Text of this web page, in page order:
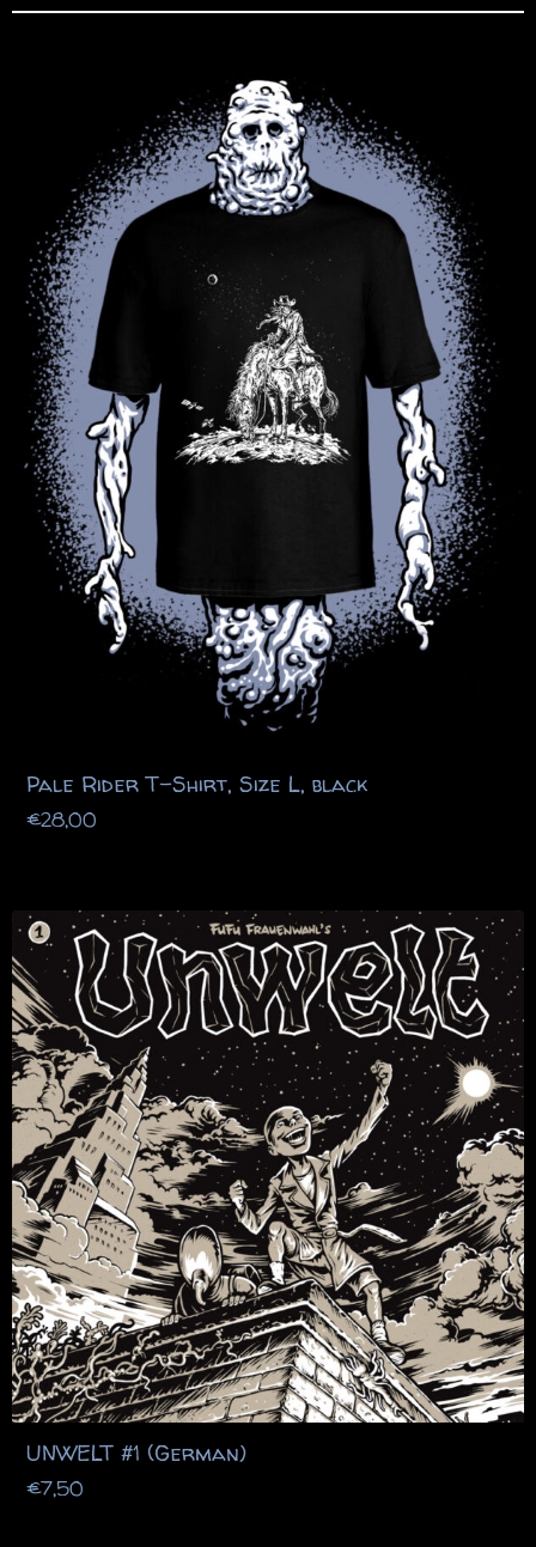
Pale Rider T-Shirt, Size L, black
€28,00
UNWELT #1 (German)
€7,50